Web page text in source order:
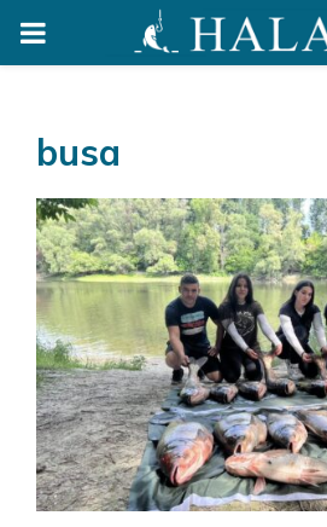
PRIMARY
busa